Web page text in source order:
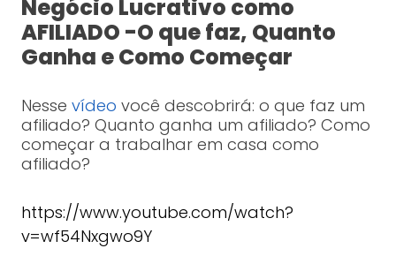
Negócio Lucrativo como
AFILIADO -O que faz, Quanto
Ganha e Como Começar
Nesse vídeo você descobrirá: o que faz um
afiliado? Quanto ganha um afiliado? Como
começar a trabalhar em casa como
afiliado?
https://www.youtube.com/watch?
v=wf54Nxgwo9Y